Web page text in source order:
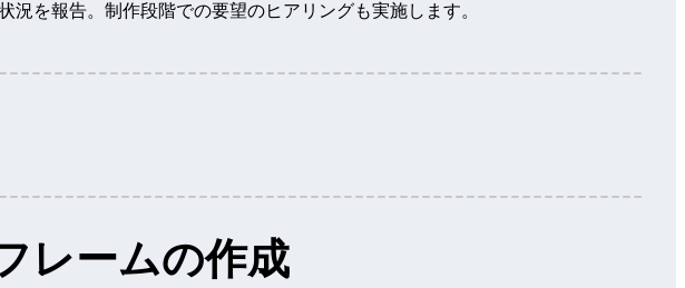
を報告。制作段階での要望のヒアリングも実施します。
レームの作成